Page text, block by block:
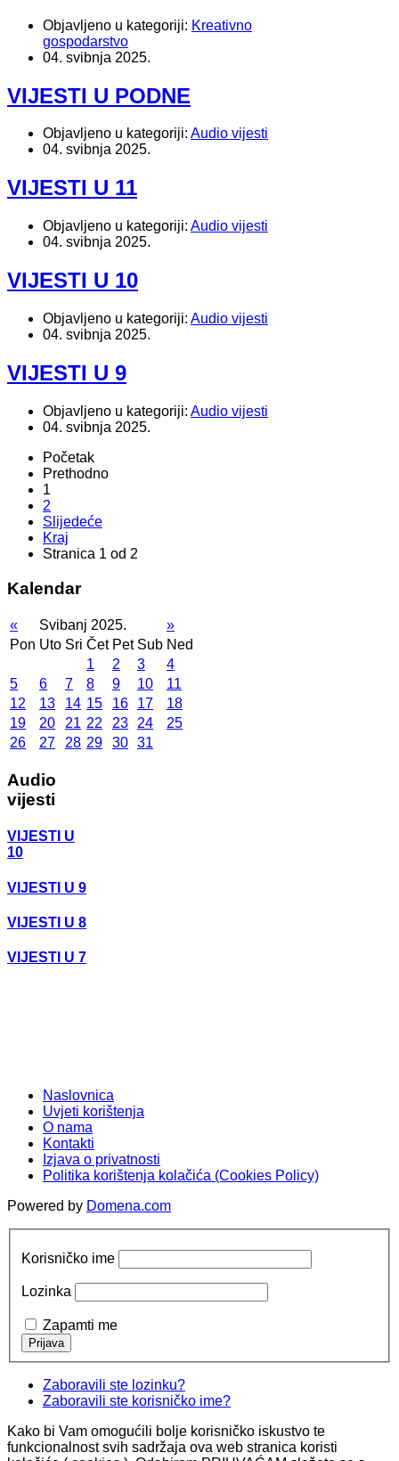
Objavljeno u kategoriji: Kreativno
gospodarstvo
04. svibnja 2025.
VIJESTI U PODNE
Objavljeno u kategoriji: Audio vijesti
04. svibnja 2025.
VIJESTI U 11
Objavljeno u kategoriji: Audio vijesti
04. svibnja 2025.
VIJESTI U 10
Objavljeno u kategoriji: Audio vijesti
04. svibnja 2025.
VIJESTI U 9
Objavljeno u kategoriji: Audio vijesti
04. svibnja 2025.
Početak
Prethodno
1
2
Slijedeće
Kraj
Stranica 1 od 2
Kalendar
« Svibanj 2025.
»
Pon Uto Sri Čet Pet Sub Ned
1
2 3
4
5
6 7 8 9 10
11
12
13 14 15 16 17
18
19
20 21 22 23 24
25
26
27 28 29 30 31
Audio
vijesti
VIJESTI U
10
VIJESTI U 9
VIJESTI U 8
VIJESTI U 7
Naslovnica
Uvjeti korištenja
O nama
Kontakti
Izjava o privatnosti
Politika korištenja kolačića (Cookies Policy)
Powered by Domena.com
Korisničko ime
Lozinka
Zapamti me
Zaboravili ste lozinku?
Zaboravili ste korisničko ime?
Kako bi Vam omogućili bolje korisničko iskustvo te
funkcionalnost svih sadržaja ova web stranica koristi